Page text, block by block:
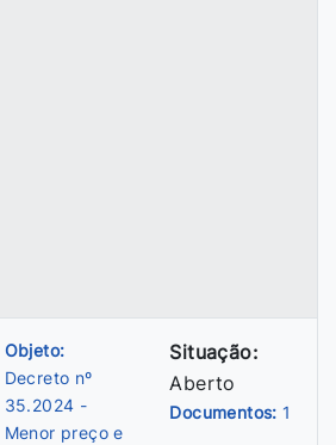
Objeto:
Decreto nº
35.2024 -
Menor preço e
Situação:
Aberto
Documentos: 1